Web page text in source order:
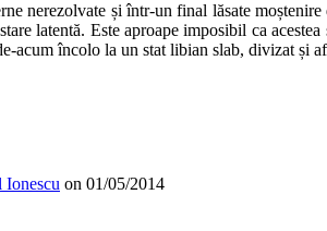
nerezolvate și într-un final lăsate
latentă. Este aproape imposibil ca
acum încolo la un stat libian slab, divizat și
Ionescu on 01/05/2014